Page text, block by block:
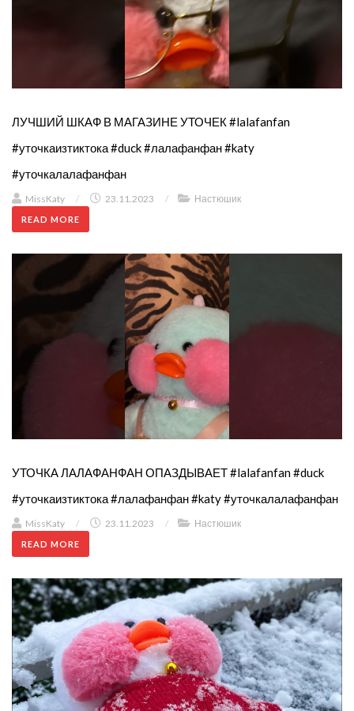
ЛУЧШИЙ ШКАФ В МАГАЗИНЕ УТОЧЕК #lalafanfan
#уточкаизтиктока #duck #лалафанфан #katy
#уточкалалафанфан
MissKaty / 23.11.2023 / Настюшик
READ MORE
УТОЧКА ЛАЛАФАНФАН ОПАЗДЫВАЕТ #lalafanfan #duck
#уточкаизтиктока #лалафанфан #katy #уточкалалафанфан
MissKaty / 23.11.2023 / Настюшик
READ MORE